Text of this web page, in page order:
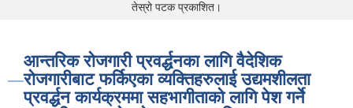
तेस्रो पटक प्रकाशित।
आन्तरिक रोजगारी प्रवर्द्धनका लागि वैदेशिक
रोजगारीबाट फर्किएका व्यक्तिहरुलाई उद्यमशीलता
प्रवर्द्धन कार्यक्रममा सहभागीताको लागि पेश गर्ने